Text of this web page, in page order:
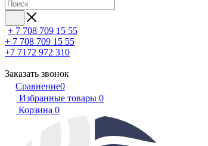
+ 7 708 709 15 55
+ 7 708 709 15 55
+7 7172 972 310
Заказать звонок
Сравнение0
Избранные товары 0
Корзина 0